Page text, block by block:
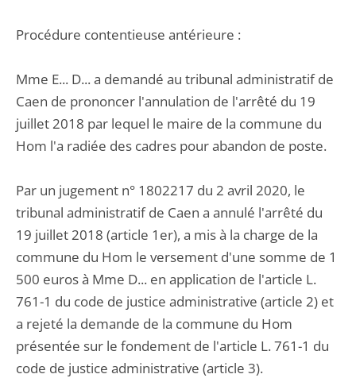
Procédure contentieuse antérieure :
Mme E... D... a demandé au tribunal administratif de
Caen de prononcer l'annulation de l'arrêté du 19
juillet 2018 par lequel le maire de la commune du
Hom l'a radiée des cadres pour abandon de poste.
Par un jugement n° 1802217 du 2 avril 2020, le
tribunal administratif de Caen a annulé l'arrêté du
19 juillet 2018 (article 1er), a mis à la charge de la
commune du Hom le versement d'une somme de 1
500 euros à Mme D... en application de l'article L.
761-1 du code de justice administrative (article 2) et
a rejeté la demande de la commune du Hom
présentée sur le fondement de l'article L. 761-1 du
code de justice administrative (article 3).